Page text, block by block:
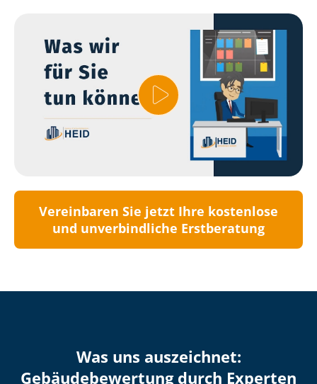
Vereinbaren Sie jetzt Ihre kostenlose
und unverbindliche Erstberatung
Was uns auszeichnet:
Ge­bäu­de­be­wer­tung durch Experten